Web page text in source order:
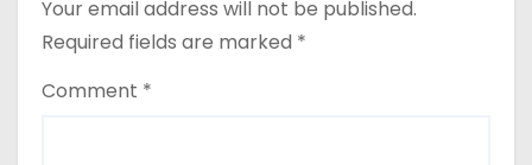
Your email address will not be published.
Required fields are marked *
Comment *